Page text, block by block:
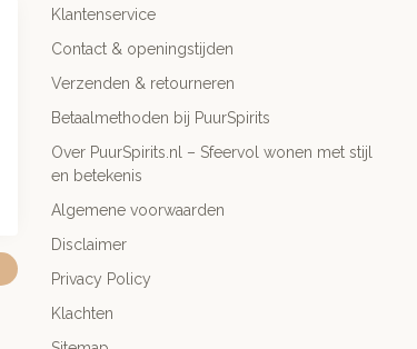
Klantenservice
Contact & openingstijden
Verzenden & retourneren
Betaalmethoden bij PuurSpirits
Over PuurSpirits.nl – Sfeervol wonen met stijl
en betekenis
Algemene voorwaarden
Disclaimer
Privacy Policy
Klachten